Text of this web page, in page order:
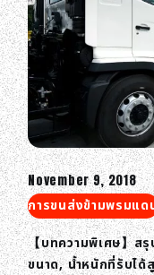
November 9, 2018
การขนส่งข้ามพรมแด
【บทความพิเศษ】ส
ขนาด, น้ำหนักที่รับไ